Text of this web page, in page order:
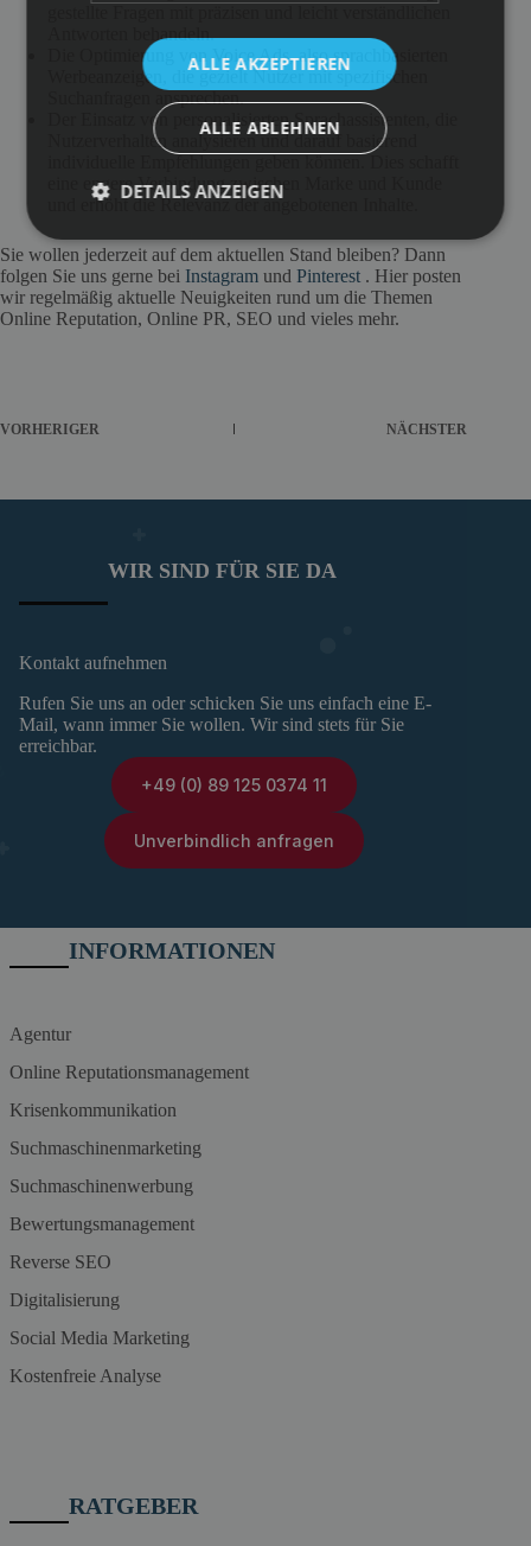
Antworten behandeln.
Die Optimierung von Voice Ads, also sprachbasierten
Werbeanzeigen, die gezielt Nutzer mit spezifischen
Suchanfragen ansprechen.
Der Einsatz von personalisierten Sprachassistenten, die
Nutzerverhalten analysieren und darauf basierend
eine engere Verbindung zwischen Marke und Kunde
und erhöht die Relevanz der angebotenen Inhalte.
Sie wollen jederzeit auf dem aktuellen Stand bleiben? Dann
folgen Sie uns gerne bei Instagram und Pinterest . Hier posten
wir regelmäßig aktuelle Neuigkeiten rund um die Themen
Online Reputation, Online PR, SEO und vieles mehr.
VORHERIGER NÄCHSTER
WIR SIND FÜR SIE DA
Kontakt aufnehmen
Rufen Sie uns an oder schicken Sie uns einfach eine E-
Mail, wann immer Sie wollen. Wir sind stets für Sie
erreichbar.
+49 (0) 89 125 0374 11
Unverbindlich anfragen
INFORMATIONEN
Agentur
Online Reputationsmanagement
Krisenkommunikation
Suchmaschinenmarketing
Suchmaschinenwerbung
Bewertungsmanagement
Reverse SEO
Digitalisierung
Social Media Marketing
Kostenfreie Analyse
RATGEBER
ALLE AKZEPTIEREN
ALLE ABLEHNEN
DETAILS ANZEIGEN